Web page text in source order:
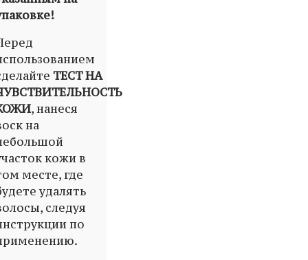
ТЕСТ НА
, нанеся
на
кожи в
месте, где
удалять
следуя
по